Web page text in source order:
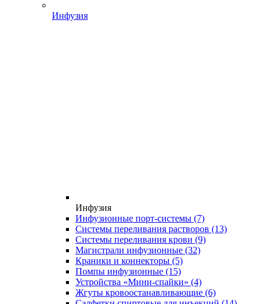
Инфузия
Инфузия
Инфузионные порт-системы (7)
Системы переливания растворов (13)
Системы переливания крови (9)
Магистрали инфузионные (32)
Краники и коннекторы (5)
Помпы инфузионные (15)
Устройства «Мини-спайки» (4)
Жгуты кровоостанавливающие (6)